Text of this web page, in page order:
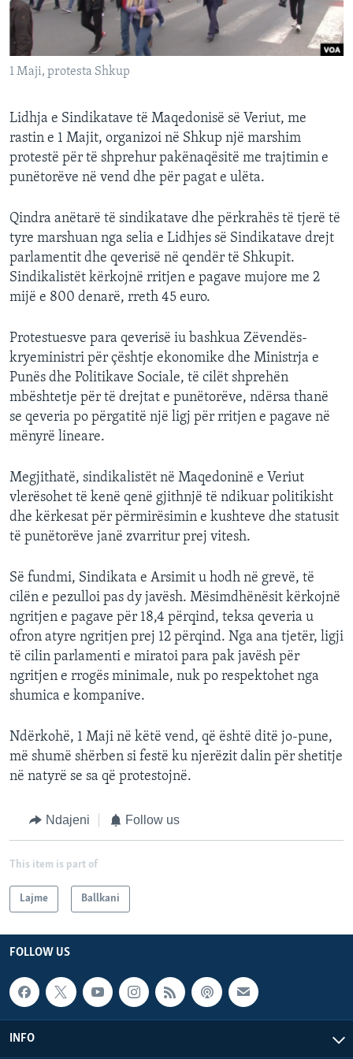
INTERVISTA
1 Maji, protesta Shkup
Lidhja e Sindikatave të Maqedonisë së Veriut, me
rastin e 1 Majit, organizoi në Shkup një marshim
protestë për të shprehur pakënaqësitë me trajtimin e
punëtorëve në vend dhe për pagat e ulëta.
Qindra anëtarë të sindikatave dhe përkrahës të tjerë të
tyre marshuan nga selia e Lidhjes së Sindikatave drejt
parlamentit dhe qeverisë në qendër të Shkupit.
Sindikalistët kërkojnë rritjen e pagave mujore me 2
mijë e 800 denarë, rreth 45 euro.
Protestuesve para qeverisë iu bashkua Zëvendës-
kryeministri për çështje ekonomike dhe Ministrja e
Punës dhe Politikave Sociale, të cilët shprehën
mbështetje për të drejtat e punëtorëve, ndërsa thanë
se qeveria po përgatitë një ligj për rritjen e pagave në
mënyrë lineare.
Megjithatë, sindikalistët në Maqedoninë e Veriut
vlerësohet të kenë qenë gjithnjë të ndikuar politikisht
dhe kërkesat për përmirësimin e kushteve dhe statusit
të punëtorëve janë zvarritur prej vitesh.
Së fundmi, Sindikata e Arsimit u hodh në grevë, të
cilën e pezulloi pas dy javësh. Mësimdhënësit kërkojnë
ngritjen e pagave për 18,4 përqind, teksa qeveria u
ofron atyre ngritjen prej 12 përqind. Nga ana tjetër, ligji
të cilin parlamenti e miratoi para pak javësh për
ngritjen e rrogës minimale, nuk po respektohet nga
shumica e kompanive.
Ndërkohë, 1 Maji në këtë vend, që është ditë jo-pune,
më shumë shërben si festë ku njerëzit dalin për shetitje
në natyrë se sa që protestojnë.
Ndajeni Follow us
This item is part of
Lajme Ballkani
FOLLOW US
INFO